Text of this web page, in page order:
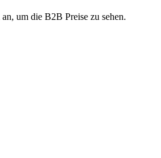
um die B2B Preise zu sehen.